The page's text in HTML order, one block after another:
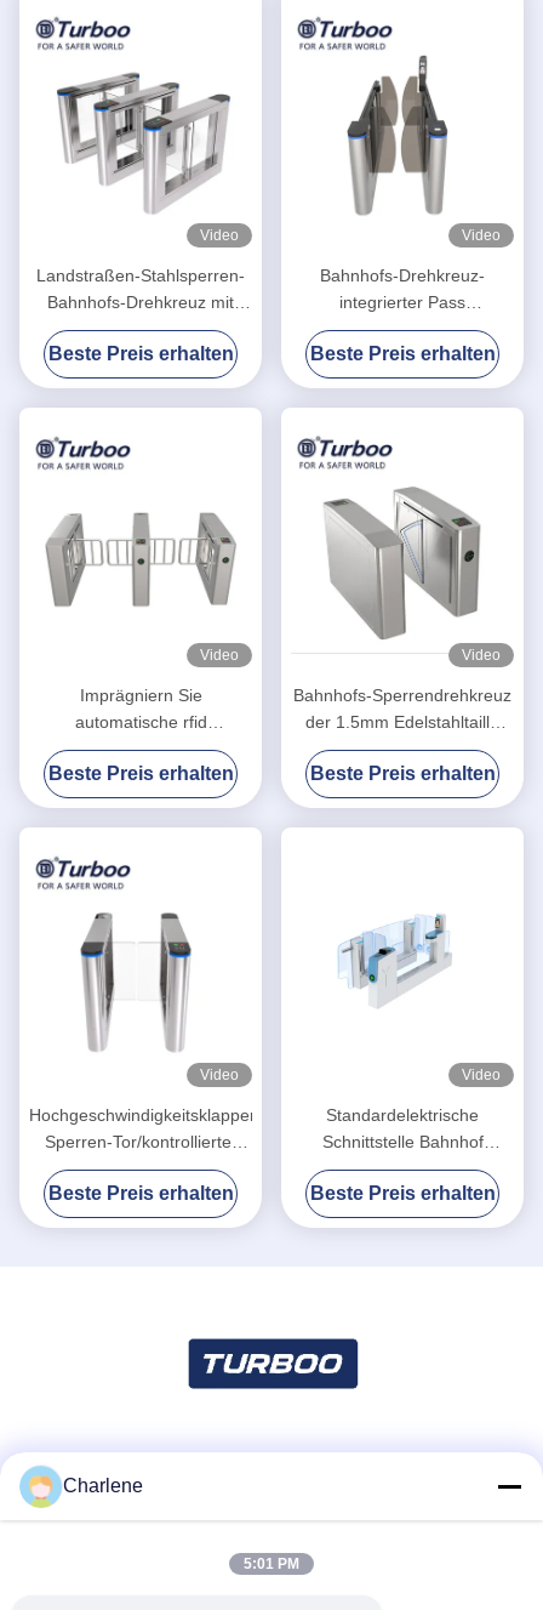
Video
Landstraßen-Stahlsperren-
Bahnhofs-Drehkreuz mit
einem Blinklicht
Beste Preis erhalten
Video
Bahnhofs-Drehkreuz-
integrierter Pass
Identifikations-Leser AB
Door der doppelten
Überprüfung
Beste Preis erhalten
Video
Imprägniern Sie
automatische rfid
Schwenktür-Sperre für
hohes
Eingangsausgangsdrehkreuz
Beste Preis erhalten
Video
Bahnhofs-Sperrendrehkreuz
der 1.5mm Edelstahltaille
hohes
Beste Preis erhalten
Video
Hochgeschwindigkeitsklappen-
Sperren-Tor/kontrollierter
Zugangs-Tore mit Infrarot-
Sensoren
Beste Preis erhalten
Video
Standardelektrische
Schnittstelle Bahnhof
Drehscheibe für
verschiedene Leser und
Schreiber
Beste Preis erhalten
Schnelle Kontaktaufnahme
Charlene
5:01 PM